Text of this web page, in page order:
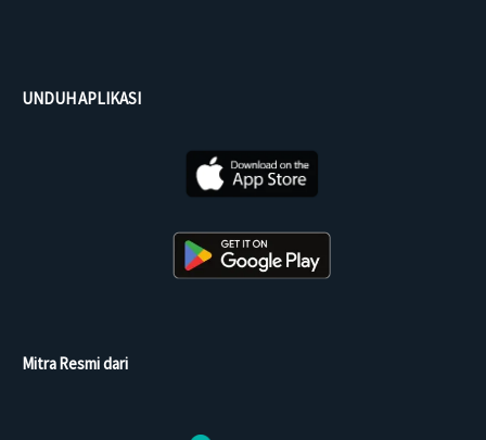
UNDUH APLIKASI
Mitra Resmi dari